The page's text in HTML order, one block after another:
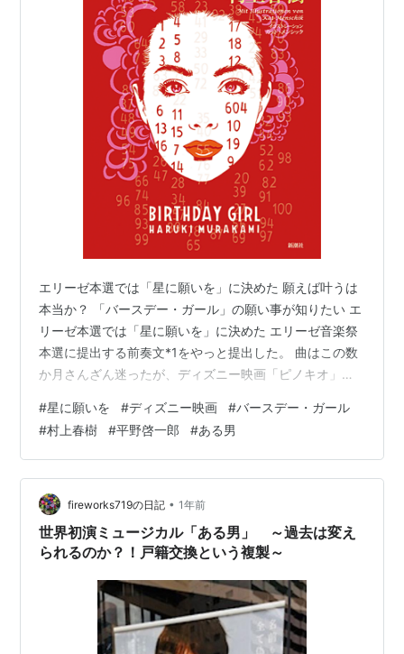
エリーゼ本選では「星に願いを」に決めた 願えば叶うは
本当か？ 「バースデー・ガール」の願い事が知りたい エ
リーゼ本選では「星に願いを」に決めた エリーゼ音楽祭
本選に提出する前奏文*1をやっと提出した。 曲はこの数
か月さんざん迷ったが、ディズニー映画「ピノキオ」の
決めた。 もっとも世の中にはディズニーランドのファン
が多いから、この曲がジャズのスタンダードになってい
ることより、ディズニーランドで鳴っていることでご存
じのかたのほうが多いだろう。 さて前奏文。 別に名文を
書くつもりではなかったのだが、えらく時間がかかって
しまっ…
#星に願いを #ディズニー映画 #バースデー・ガール
#村上春樹 #平野啓一郎 #ある男
fireworks719の日記 • 1年前
世界初演ミュージカル「ある男」 ～過去は変え
られるのか？！戸籍交換という複製～